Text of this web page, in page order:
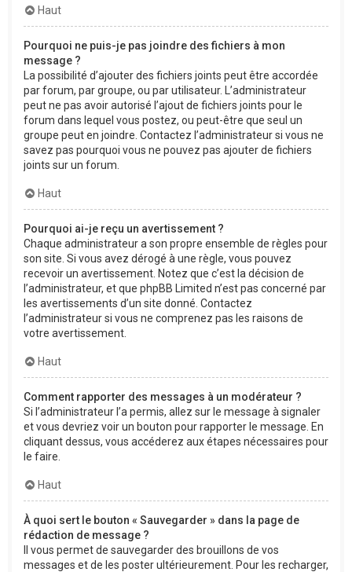
Haut
Pourquoi ne puis-je pas joindre des fichiers à mon
message ?
La possibilité d’ajouter des fichiers joints peut être accordée
par forum, par groupe, ou par utilisateur. L’administrateur
peut ne pas avoir autorisé l’ajout de fichiers joints pour le
forum dans lequel vous postez, ou peut-être que seul un
groupe peut en joindre. Contactez l’administrateur si vous ne
savez pas pourquoi vous ne pouvez pas ajouter de fichiers
joints sur un forum.
Haut
Pourquoi ai-je reçu un avertissement ?
Chaque administrateur a son propre ensemble de règles pour
son site. Si vous avez dérogé à une règle, vous pouvez
recevoir un avertissement. Notez que c’est la décision de
l’administrateur, et que phpBB Limited n’est pas concerné par
les avertissements d’un site donné. Contactez
l’administrateur si vous ne comprenez pas les raisons de
votre avertissement.
Haut
Comment rapporter des messages à un modérateur ?
Si l’administrateur l’a permis, allez sur le message à signaler
et vous devriez voir un bouton pour rapporter le message. En
cliquant dessus, vous accéderez aux étapes nécessaires pour
le faire.
Haut
À quoi sert le bouton « Sauvegarder » dans la page de
rédaction de message ?
Il vous permet de sauvegarder des brouillons de vos
messages et de les poster ultérieurement. Pour les recharger,